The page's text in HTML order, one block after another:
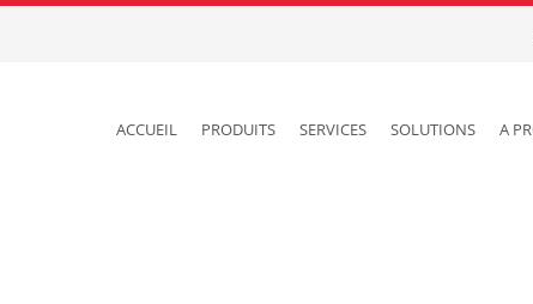
ACCUEIL PRODUITS SERVICES SOLUTIONS A